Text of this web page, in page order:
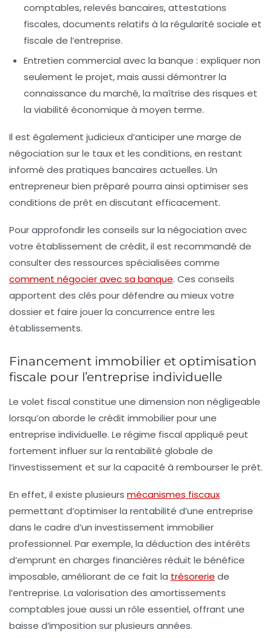
comptables, relevés bancaires, attestations
fiscales, documents relatifs à la régularité sociale et
fiscale de l’entreprise.
Entretien commercial avec la banque : expliquer non
seulement le projet, mais aussi démontrer la
connaissance du marché, la maîtrise des risques et
la viabilité économique à moyen terme.
Il est également judicieux d’anticiper une marge de
négociation sur le taux et les conditions, en restant
informé des pratiques bancaires actuelles. Un
entrepreneur bien préparé pourra ainsi optimiser ses
conditions de prêt en discutant efficacement.
Pour approfondir les conseils sur la négociation avec
votre établissement de crédit, il est recommandé de
consulter des ressources spécialisées comme
comment négocier avec sa banque. Ces conseils
apportent des clés pour défendre au mieux votre
dossier et faire jouer la concurrence entre les
établissements.
Financement immobilier et optimisation
fiscale pour l’entreprise individuelle
Le volet fiscal constitue une dimension non négligeable
lorsqu’on aborde le crédit immobilier pour une
entreprise individuelle. Le régime fiscal appliqué peut
fortement influer sur la rentabilité globale de
l’investissement et sur la capacité à rembourser le prêt.
En effet, il existe plusieurs mécanismes fiscaux
permettant d’optimiser la rentabilité d’une entreprise
dans le cadre d’un investissement immobilier
professionnel. Par exemple, la déduction des intérêts
d’emprunt en charges financières réduit le bénéfice
imposable, améliorant de ce fait la trésorerie de
l’entreprise. La valorisation des amortissements
comptables joue aussi un rôle essentiel, offrant une
baisse d’imposition sur plusieurs années.